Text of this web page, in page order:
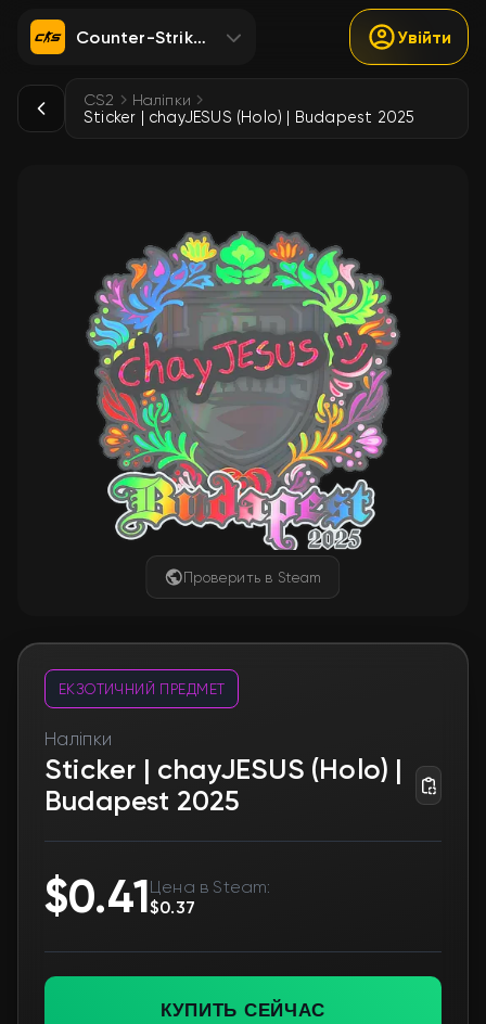
Counter-Strike 2 Увійти
CS2 Наліпки
Sticker | chayJESUS (Holo) | Budapest 2025
Проверить в Steam
ЕКЗОТИЧНИЙ ПРЕДМЕТ
Наліпки
Sticker | chayJESUS (Holo) |
Budapest 2025
$0.41Цена в Steam:
$0.37
КУПИТЬ СЕЙЧАС